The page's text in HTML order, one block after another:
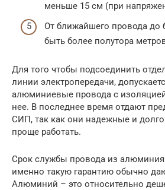
меньше 15 см (при
От ближайшего провода до
быть более полутора
Для того чтобы подсоединить
линии электропередачи,
алюминиевые провода с
нее. В последнее время отдают
СИП, так как они надежные и
проще работать.
Срок службы провода из алюминия
именно такую гарантию обычно
Алюминий – это относительно